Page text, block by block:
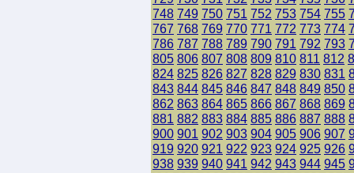
748 749 750 751 752 753 754 755
767 768 769 770 771 772 773 774
786 787 788 789 790 791 792 793
805 806 807 808 809 810 811 812
824 825 826 827 828 829 830 831
843 844 845 846 847 848 849 850
862 863 864 865 866 867 868 869
881 882 883 884 885 886 887 888
900 901 902 903 904 905 906 907
919 920 921 922 923 924 925 926
938 939 940 941 942 943 944 945